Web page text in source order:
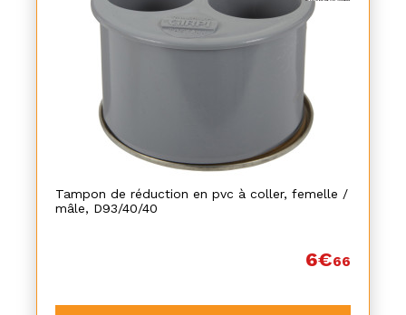
Tampon de réduction en pvc à coller, femelle /
mâle, D93/40/40
6€66